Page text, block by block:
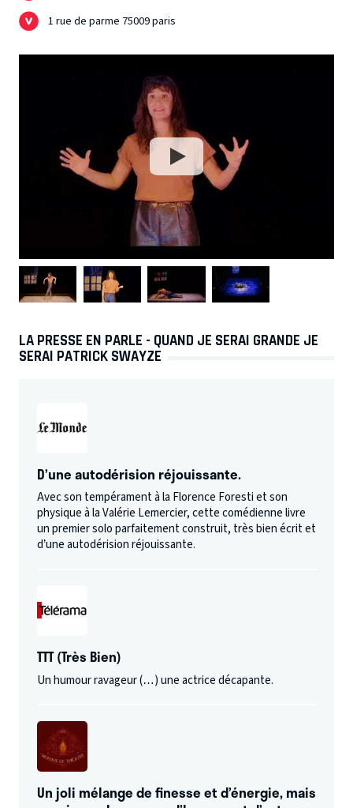
1 rue de parme 75009 paris
LA PRESSE EN PARLE - QUAND JE SERAI GRANDE JE
SERAI PATRICK SWAYZE
D’une autodérision réjouissante.
Avec son tempérament à la Florence Foresti et son
physique à la Valérie Lemercier, cette comédienne livre
un premier solo parfaitement construit, très bien écrit et
d’une autodérision réjouissante.
TTT (Très Bien)
Un humour ravageur (…) une actrice décapante.
Un joli mélange de finesse et d’énergie, mais